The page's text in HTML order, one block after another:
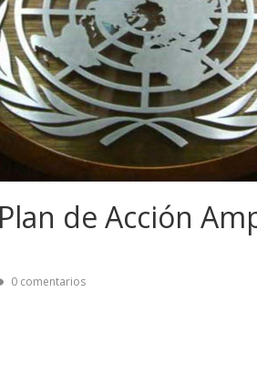
de Acción
0 comentarios